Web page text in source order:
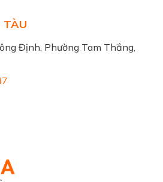
TÀU
Định, Phường Tam Thắng,